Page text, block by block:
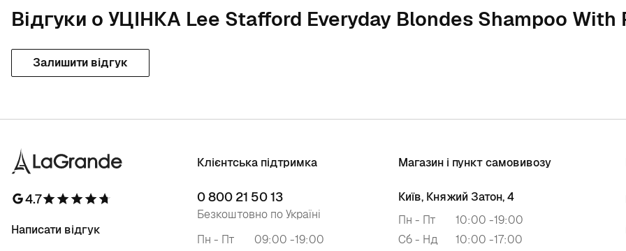
Відгуки о УЦІНКА Lee Stafford Everyday Blondes Shampoo With
Залишити відгук
4.7
Написати відгук
Клієнтська підтримка
0 800 21 50 13
Безкоштовно по Україні
Пн - Пт
09:00 -19:00
Магазин і пункт самовивозу
Київ, Княжий Затон, 4
Пн - Пт
10:00 -19:00
Сб - Нд
10:00 -17:00